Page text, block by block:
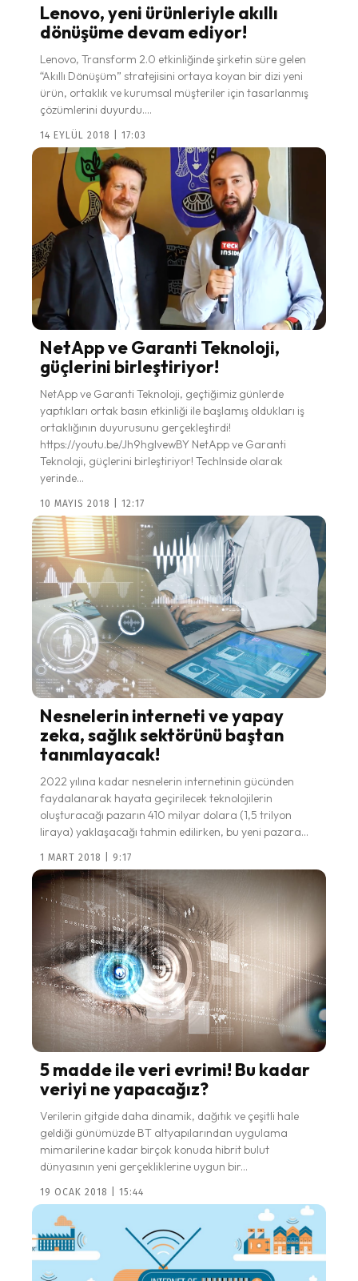
Lenovo, yeni ürünleriyle akıllı
dönüşüme devam ediyor!
Lenovo, Transform 2.0 etkinliğinde şirketin süre gelen
“Akıllı Dönüşüm” stratejisini ortaya koyan bir dizi yeni
ürün, ortaklık ve kurumsal müşteriler için tasarlanmış
çözümlerini duyurdu....
14 EYLÜL 2018 | 17:03
NetApp ve Garanti Teknoloji,
güçlerini birleştiriyor!
NetApp ve Garanti Teknoloji, geçtiğimiz günlerde
yaptıkları ortak basın etkinliği ile başlamış oldukları iş
ortaklığının duyurusunu gerçekleştirdi!
https://youtu.be/Jh9hglvewBY NetApp ve Garanti
Teknoloji, güçlerini birleştiriyor! TechInside olarak
yerinde...
10 MAYIS 2018 | 12:17
Nesnelerin interneti ve yapay
zeka, sağlık sektörünü baştan
tanımlayacak!
2022 yılına kadar nesnelerin internetinin gücünden
faydalanarak hayata geçirilecek teknolojilerin
oluşturacağı pazarın 410 milyar dolara (1,5 trilyon
liraya) yaklaşacağı tahmin edilirken, bu yeni pazara...
1 MART 2018 | 9:17
5 madde ile veri evrimi! Bu kadar
veriyi ne yapacağız?
Verilerin gitgide daha dinamik, dağıtık ve çeşitli hale
geldiği günümüzde BT altyapılarından uygulama
mimarilerine kadar birçok konuda hibrit bulut
dünyasının yeni gerçekliklerine uygun bir...
19 OCAK 2018 | 15:44